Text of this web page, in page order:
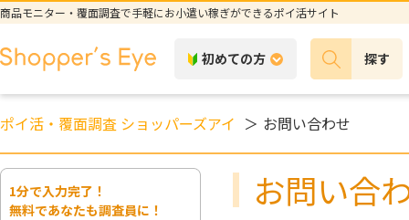
商品モニター・覆面調査で手軽にお小遣い稼ぎができるポイ活サイト
初めての方 探す
ポイ活・覆面調査 ショッパーズアイ お問い合わせ
お問い合
1分で入力完了！
無料であなたも調査員に！